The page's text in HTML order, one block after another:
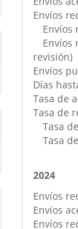
Envíos
Envíos
Envíos
revisión)
Envíos
Días
Tasa de
Tasa de
Tasa
Tasa
2024
Envíos
Envíos
Envíos